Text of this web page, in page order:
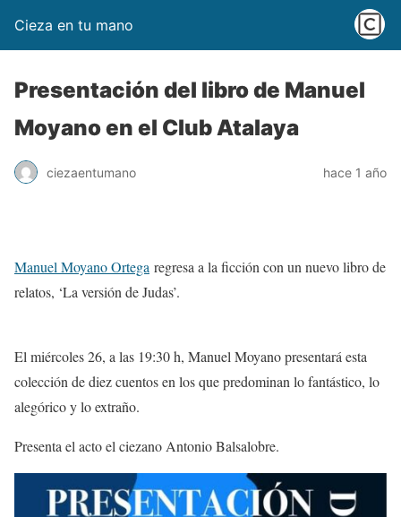
Cieza en tu mano
Presentación del libro de Manuel
Moyano en el Club Atalaya
ciezaentumano hace 1 año
Manuel Moyano Ortega regresa a la ficción con un nuevo libro de
relatos, ‘La versión de Judas’.
El miércoles 26, a las 19:30 h, Manuel Moyano presentará esta
colección de diez cuentos en los que predominan lo fantástico, lo
alegórico y lo extraño.
Presenta el acto el ciezano Antonio Balsalobre.